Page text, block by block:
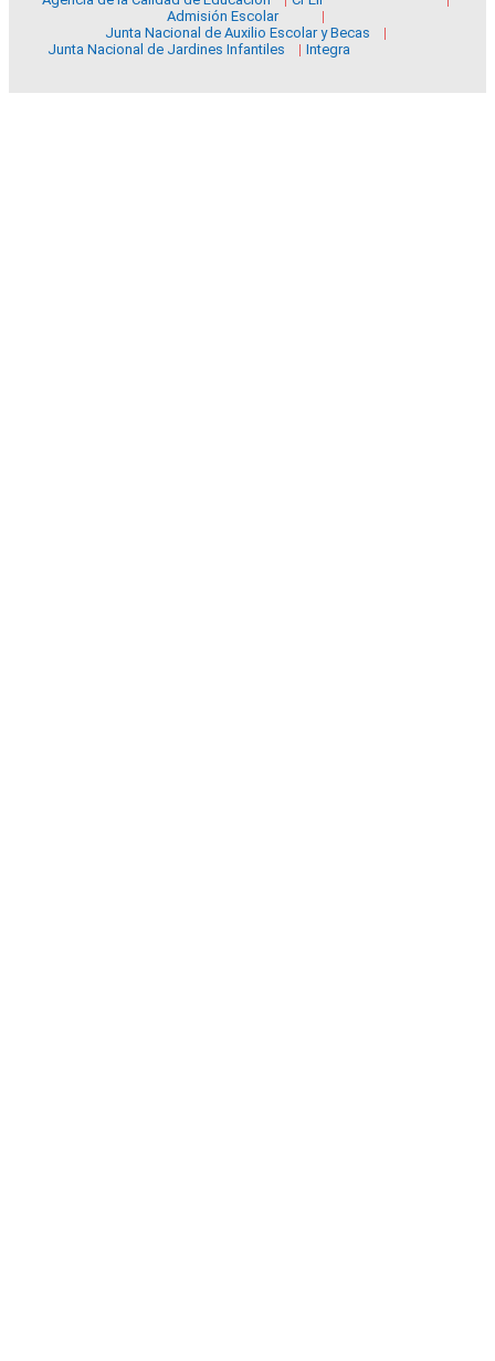
Admisión Escolar
Junta Nacional de Auxilio Escolar y Becas
Junta Nacional de Jardines Infantiles
Integra